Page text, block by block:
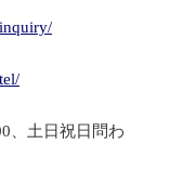
、土日祝日問わ